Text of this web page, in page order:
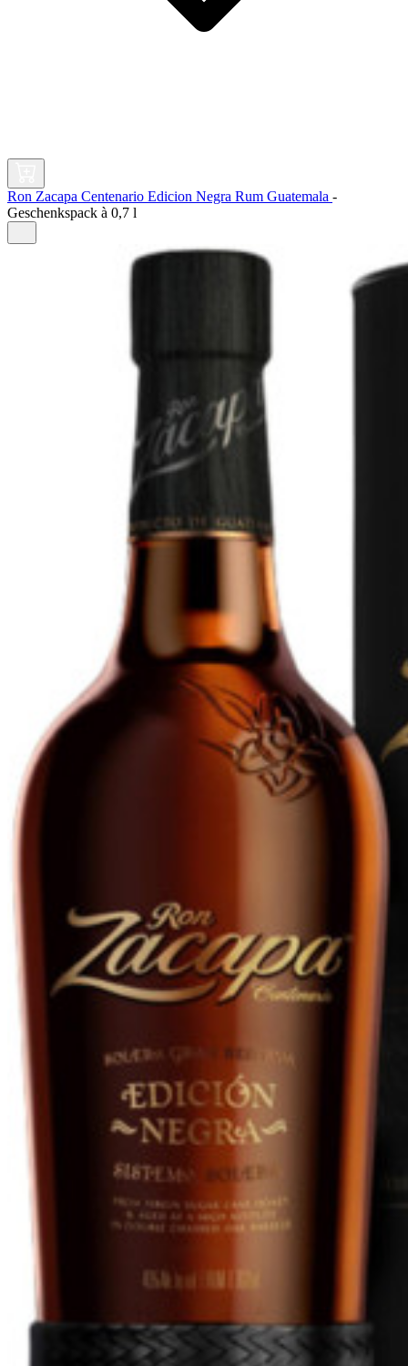
Ron Zacapa Centenario Edicion Negra Rum Guatemala -
Geschenkspack à 0,7 l